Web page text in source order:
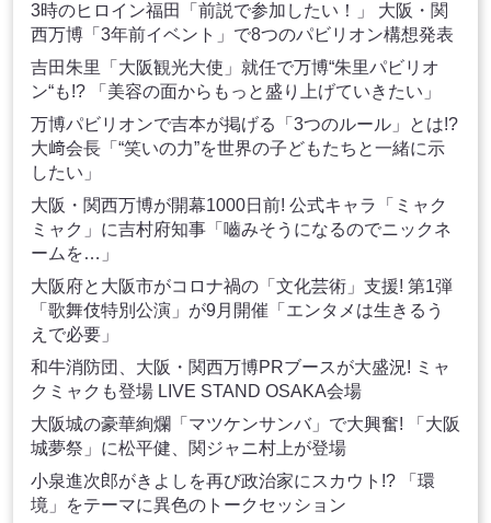
3時のヒロイン福田「前説で参加したい！」 大阪・関
西万博「3年前イベント」で8つのパビリオン構想発表
吉田朱里「大阪観光大使」就任で万博“朱里パビリオ
ン“も!? 「美容の面からもっと盛り上げていきたい」
万博パビリオンで吉本が掲げる「3つのルール」とは!?
大﨑会長「“笑いの力”を世界の子どもたちと一緒に示
したい」
大阪・関西万博が開幕1000日前! 公式キャラ「ミャク
ミャク」に吉村府知事「嚙みそうになるのでニックネ
ームを…」
大阪府と大阪市がコロナ禍の「文化芸術」支援! 第1弾
「歌舞伎特別公演」が9月開催「エンタメは生きるう
えで必要」
和牛消防団、大阪・関西万博PRブースが大盛況! ミャ
クミャクも登場 LIVE STAND OSAKA会場
大阪城の豪華絢爛「マツケンサンバ」で大興奮! 「大阪
城夢祭」に松平健、関ジャニ村上が登場
小泉進次郎がきよしを再び政治家にスカウト!? 「環
境」をテーマに異色のトークセッション